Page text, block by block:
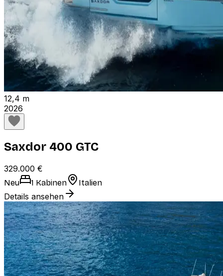
12,4 m
2026
Saxdor 400 GTC
329.000 €
Neu 1 Kabinen Italien
Details ansehen